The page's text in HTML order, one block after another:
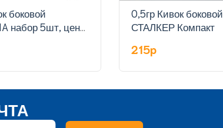
боковой
набор 5шт, цена
0,5гр Кивок боковой
СТАЛКЕР Компакт
215p